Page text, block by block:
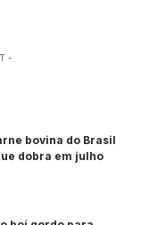
-
bovina do Brasil
dobra em julho